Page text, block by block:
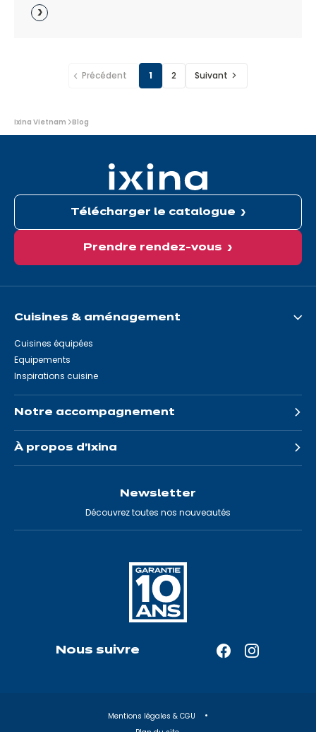
Précédent 1 2 Suivant
Vous
êtes
Ixina Vietnam Blog
Télécharger le catalogue
Prendre rendez-vous
Cuisines & aménagement
Cuisines équipées
Equipements
Inspirations cuisine
Notre accompagnement
À propos d'Ixina
Newsletter
Découvrez toutes nos nouveautés
Nous suivre
FacebookInstagram
Mentions légales & CGU